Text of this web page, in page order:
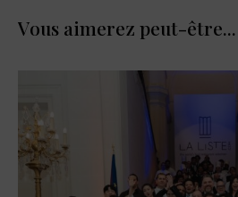
Vous aimerez peut-être...